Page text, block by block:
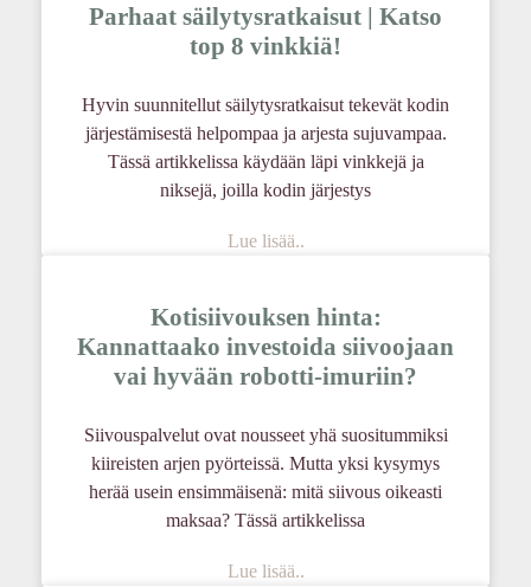
Parhaat säilytysratkaisut | Katso
top 8 vinkkiä!
Hyvin suunnitellut säilytysratkaisut tekevät kodin
järjestämisestä helpompaa ja arjesta sujuvampaa.
Tässä artikkelissa käydään läpi vinkkejä ja
niksejä, joilla kodin järjestys
Lue lisää..
Kotisiivouksen hinta:
Kannattaako investoida siivoojaan
vai hyvään robotti-imuriin?
Siivouspalvelut ovat nousseet yhä suositummiksi
kiireisten arjen pyörteissä. Mutta yksi kysymys
herää usein ensimmäisenä: mitä siivous oikeasti
maksaa? Tässä artikkelissa
Lue lisää..